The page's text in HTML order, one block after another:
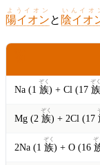
陽イオン
ようイオン
と 陰イオ
いんイオ
Na (1 族
ぞく
) + Cl (17 族
ぞく
Mg (2 族
ぞく
) + 2Cl (17
2Na (1 族
ぞく
) + O (16
ぞ